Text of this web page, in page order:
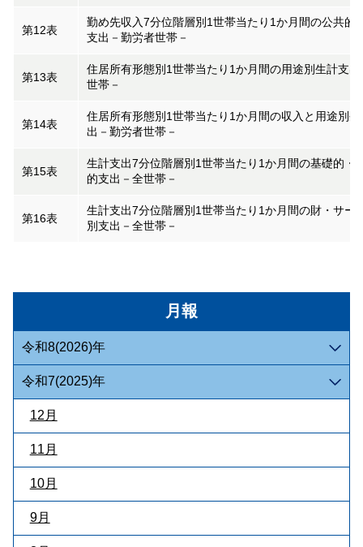
月報
令和8(2026)年
令和7(2025)年
12月
11月
10月
9月
第12表
勤め先収入7分位階層別1世帯当たり1か月間の公共的
支出－勤労者世帯－
第13表
住居所有形態別1世帯当たり1か月間の用途別生計支出
世帯－
第14表
住居所有形態別1世帯当たり1か月間の収入と用途別生
出－勤労者世帯－
第15表
生計支出7分位階層別1世帯当たり1か月間の基礎的・
的支出－全世帯－
第16表
生計支出7分位階層別1世帯当たり1か月間の財・サー
別支出－全世帯－